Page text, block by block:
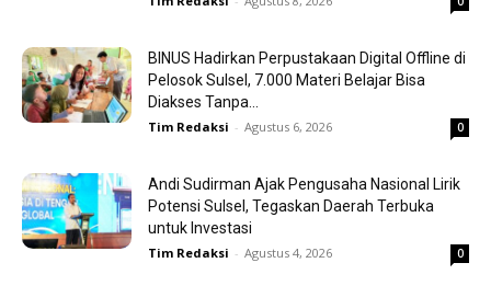
BINUS Hadirkan Perpustakaan Digital Offline di
Pelosok Sulsel, 7.000 Materi Belajar Bisa
Diakses Tanpa...
Tim Redaksi - Agustus 6, 2026 0
Andi Sudirman Ajak Pengusaha Nasional Lirik
Potensi Sulsel, Tegaskan Daerah Terbuka
untuk Investasi
Tim Redaksi - Agustus 4, 2026 0